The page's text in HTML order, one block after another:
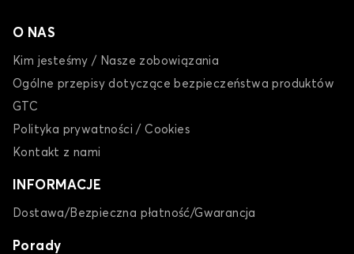
Pokrowce na samochody dostawcze dla FORD
O NAS
Kim jesteśmy / Nasze zobowiązania
Ogólne przepisy dotyczące bezpieczeństwa produktów
GTC
Polityka prywatności / Cookies
Kontakt z nami
INFORMACJE
Dostawa/Bezpieczna płatność/Gwarancja
Porady